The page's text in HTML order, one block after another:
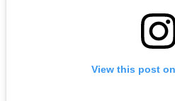
View this post